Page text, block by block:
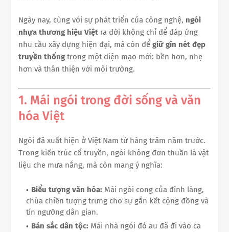
Ngày nay, cùng với sự phát triển của công nghệ, ngói
nhựa thương hiệu Việt ra đời không chỉ để đáp ứng
nhu cầu xây dựng hiện đại, mà còn để giữ gìn nét đẹp
truyền thống trong một diện mạo mới: bền hơn, nhẹ
hơn và thân thiện với môi trường.
1. Mái ngói trong đời sống và văn
hóa Việt
Ngói đã xuất hiện ở Việt Nam từ hàng trăm năm trước.
Trong kiến trúc cổ truyền, ngói không đơn thuần là vật
liệu che mưa nắng, mà còn mang ý nghĩa:
Biểu tượng văn hóa: Mái ngói cong của đình làng,
chùa chiền tượng trưng cho sự gắn kết cộng đồng và
tín ngưỡng dân gian.
Bản sắc dân tộc: Mái nhà ngói đỏ au đã đi vào ca